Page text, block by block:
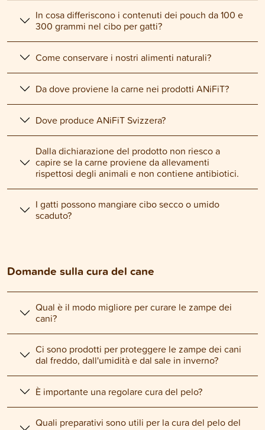
In cosa differiscono i contenuti dei pouch da 100 e
300 grammi nel cibo per gatti?
Come conservare i nostri alimenti naturali?
Da dove proviene la carne nei prodotti ANiFiT?
Dove produce ANiFiT Svizzera?
Dalla dichiarazione del prodotto non riesco a
capire se la carne proviene da allevamenti
rispettosi degli animali e non contiene antibiotici.
I gatti possono mangiare cibo secco o umido
scaduto?
Domande sulla cura del cane
Qual è il modo migliore per curare le zampe dei
cani?
Ci sono prodotti per proteggere le zampe dei cani
dal freddo, dall'umidità e dal sale in inverno?
È importante una regolare cura del pelo?
Quali preparativi sono utili per la cura del pelo del